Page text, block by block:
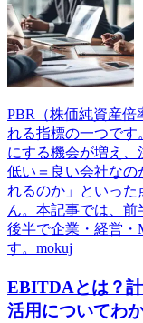
PBR（株価純資産倍
れる指標の一つです
にする機会が増え
低い＝良い会社な
れるのか」といった
ん。本記事では、前
後半で企業・経営・
す。mokuj
EBITDAとは？
活用についてわ